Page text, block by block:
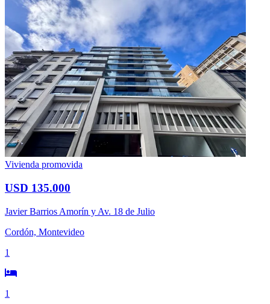
Vivienda promovida
USD 135.000
Javier Barrios Amorín y Av. 18 de Julio
Cordón, Montevideo
1
1